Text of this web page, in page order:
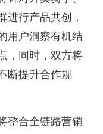
进行产品共创，
用户洞察有机结
，同时，双方将
断提升合作规
整合全链路营销